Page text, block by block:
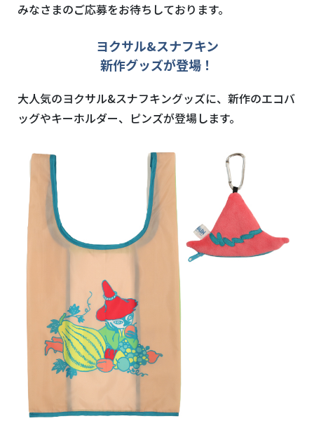
みなさまのご応募をお待ちしております。
ヨクサル&スナフキン
新作グッズが登場！
大人気のヨクサル&スナフキングッズに、新作のエコバ
ッグやキーホルダー、ピンズが登場します。